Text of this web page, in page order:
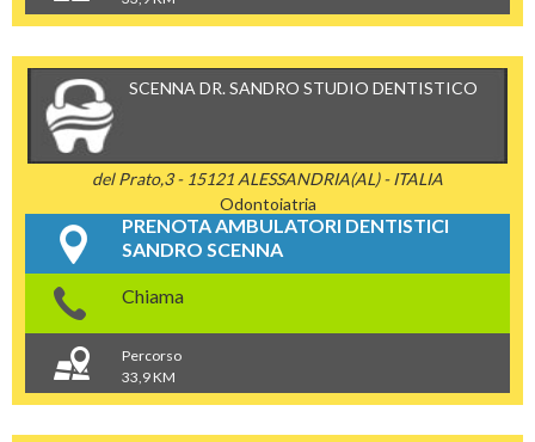
SCENNA DR. SANDRO STUDIO DENTISTICO
del Prato,3 - 15121 ALESSANDRIA(AL) - ITALIA
Odontoiatria
PRENOTA AMBULATORI DENTISTICI
SANDRO SCENNA
Chiama
Percorso
33,9 KM